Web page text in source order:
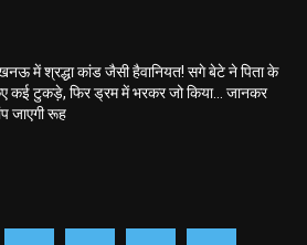
में श्रद्धा कांड जैसी हैवानियत! सगे बेटे ने पिता के
कई टुकड़े, फिर ड्रम में भरकर जो किया… जानकर
जाएगी रूह